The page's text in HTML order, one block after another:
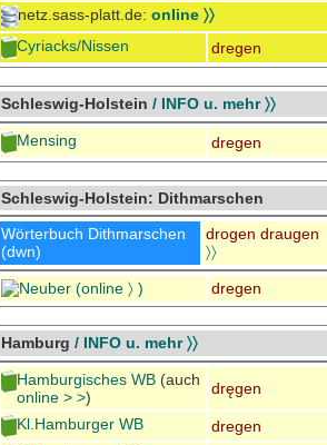
netz.sass-platt.de: online 〉〉
Cyriacks/Nissen
dregen
Schleswig-Holstein / INFO u. mehr 〉〉
Mensing dregen
Schleswig-Holstein: Dithmarschen
Wörterbuch Dithmarschen
(dwn)
drogen draugen
〉〉
Neuber (online 〉 ) dregen
Hamburg / INFO u. mehr 〉〉
Hamburgisches WB(auch
online > >)
dręgen
Kl.Hamburger WB
dregen